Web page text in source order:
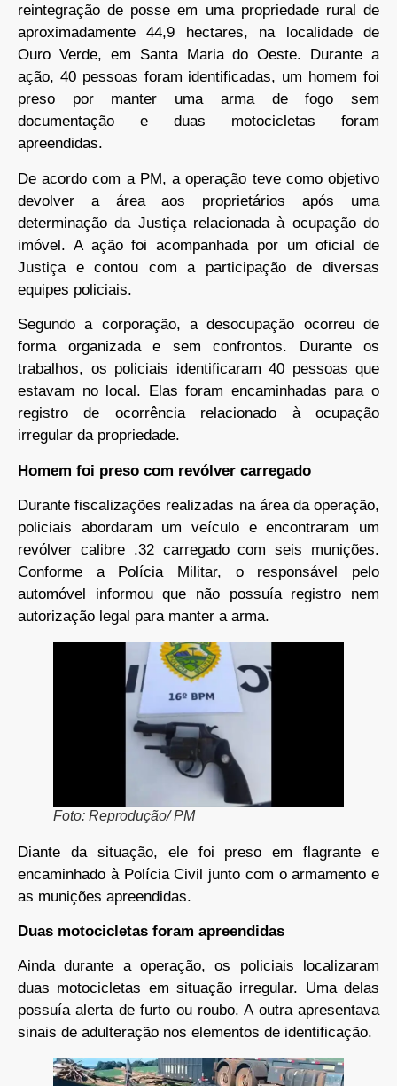
reintegração de posse em uma propriedade rural de
aproximadamente 44,9 hectares, na localidade de
Ouro Verde, em Santa Maria do Oeste. Durante a
ação, 40 pessoas foram identificadas, um homem foi
preso por manter uma arma de fogo sem
documentação e duas motocicletas foram
apreendidas.
De acordo com a PM, a operação teve como objetivo
devolver a área aos proprietários após uma
determinação da Justiça relacionada à ocupação do
imóvel. A ação foi acompanhada por um oficial de
Justiça e contou com a participação de diversas
equipes policiais.
Segundo a corporação, a desocupação ocorreu de
forma organizada e sem confrontos. Durante os
trabalhos, os policiais identificaram 40 pessoas que
estavam no local. Elas foram encaminhadas para o
registro de ocorrência relacionado à ocupação
irregular da propriedade.
Homem foi preso com revólver carregado
Durante fiscalizações realizadas na área da operação,
policiais abordaram um veículo e encontraram um
revólver calibre .32 carregado com seis munições.
Conforme a Polícia Militar, o responsável pelo
automóvel informou que não possuía registro nem
autorização legal para manter a arma.
Foto: Reprodução/ PM
Diante da situação, ele foi preso em flagrante e
encaminhado à Polícia Civil junto com o armamento e
as munições apreendidas.
Duas motocicletas foram apreendidas
Ainda durante a operação, os policiais localizaram
duas motocicletas em situação irregular. Uma delas
possuía alerta de furto ou roubo. A outra apresentava
sinais de adulteração nos elementos de identificação.